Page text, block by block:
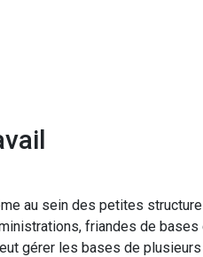
au sein des petites
friandes de
gérer les bases de